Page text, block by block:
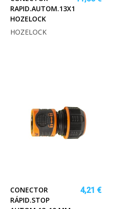
RAPID.AUTOM.13X15
HOZELOCK
HOZELOCK
CONECTOR
RÁPID.STOP
4,21 €